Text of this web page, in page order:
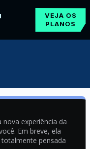
VEJA OS
PLANOS
experiência da
Em breve, ela
pensada